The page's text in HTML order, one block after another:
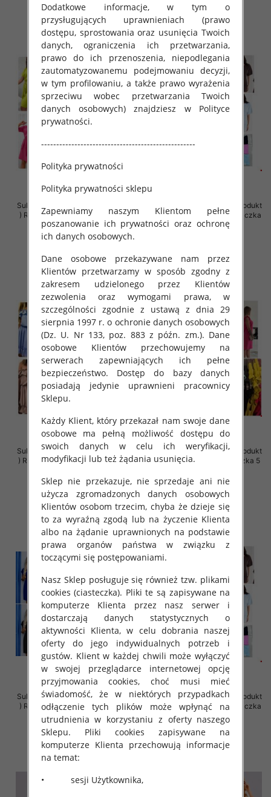
szczegóły szczegóły
Sukienki damskie (Polska produkt
) Roz 40-48, Mix Kolor Paczka 5
szt
42.00 zł
szczegóły
Sukienki damskie (Polska produkt
) Roz Standard, Mix Kolor Paczka
5 szt
szczegóły
Sukienki damskie (Polska produkt
) Roz Standard, Mix Kolor Paczka
36.00 zł
szczegóły
Sukienki damskie (Polska produkt
) Roz 38-44, Mix Kolor Paczka 5
36.00 zł
szczegóły
Sukienki damskie (Polska produkt
) Roz 36-42, Mix Kolor Paczka 5
szt
26.00 zł
szczegóły
Sukienki damskie (Polska produkt
) Roz Standard, Mix Kolor Paczka
39.00 zł
szczegóły
Dodatkowe informacje, w tym o
przysługujących uprawnieniach (prawo
dostępu, sprostowania oraz usunięcia Twoich
danych, ograniczenia ich przetwarzania,
prawo do ich przenoszenia, niepodlegania
zautomatyzowanemu podejmowaniu decyzji,
w tym profilowaniu, a także prawo wyrażenia
sprzeciwu wobec przetwarzania Twoich
danych osobowych) znajdziesz w Polityce
prywatności.
---------------------------------------------------
Polityka prywatności
Polityka prywatności sklepu
Zapewniamy naszym Klientom pełne
poszanowanie ich prywatności oraz ochronę
ich danych osobowych.
Dane osobowe przekazywane nam przez
Klientów przetwarzamy w sposób zgodny z
zakresem udzielonego przez Klientów
zezwolenia oraz wymogami prawa, w
szczególności zgodnie z ustawą z dnia 29
sierpnia 1997 r. o ochronie danych osobowych
(Dz. U. Nr 133, poz. 883 z późn. zm.). Dane
osobowe Klientów przechowujemy na
serwerach zapewniających ich pełne
bezpieczeństwo. Dostęp do bazy danych
posiadają jedynie uprawnieni pracownicy
Sklepu.
Każdy Klient, który przekazał nam swoje dane
osobowe ma pełną możliwość dostępu do
swoich danych w celu ich weryfikacji,
modyfikacji lub też żądania usunięcia.
Sklep nie przekazuje, nie sprzedaje ani nie
użycza zgromadzonych danych osobowych
Klientów osobom trzecim, chyba że dzieje się
to za wyraźną zgodą lub na życzenie Klienta
albo na żądanie uprawnionych na podstawie
prawa organów państwa w związku z
toczącymi się postępowaniami.
Nasz Sklep posługuje się również tzw. plikami
cookies (ciasteczka). Pliki te są zapisywane na
komputerze Klienta przez nasz serwer i
dostarczają danych statystycznych o
aktywności Klienta, w celu dobrania naszej
oferty do jego indywidualnych potrzeb i
gustów. Klient w każdej chwili może wyłączyć
w swojej przeglądarce internetowej opcję
przyjmowania cookies, choć musi mieć
świadomość, że w niektórych przypadkach
odłączenie tych plików może wpłynąć na
utrudnienia w korzystaniu z oferty naszego
Sklepu. Pliki cookies zapisywane na
komputerze Klienta przechowują informacje
na temat:
• sesji Użytkownika,